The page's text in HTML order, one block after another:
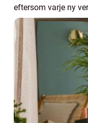
eftersom varje ny